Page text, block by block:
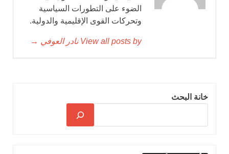
الضوء على التطورات السياسية
وتحركات القوى الإقليمية والدولية.
View all posts by نادر العوفي →
خانة البحث